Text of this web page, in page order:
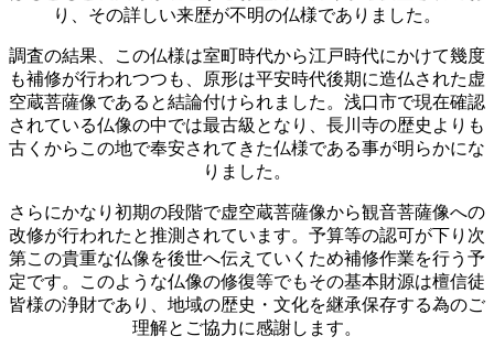
り、その詳しい来歴が不明の仏様でありました。
調査の結果、この仏様は室町時代から江戸時代にかけて幾度
も補修が行われつつも、原形は平安時代後期に造仏された虚
空蔵菩薩像であると結論付けられました。浅口市で現在確認
されている仏像の中では最古級となり、長川寺の歴史よりも
古くからこの地で奉安されてきた仏様である事が明らかにな
りました。
さらにかなり初期の段階で虚空蔵菩薩像から観音菩薩像への
改修が行われたと推測されています。予算等の認可が下り次
第この貴重な仏像を後世へ伝えていくため補修作業を行う予
定です。このような仏像の修復等でもその基本財源は檀信徒
皆様の浄財であり、地域の歴史・文化を継承保存する為のご
理解とご協力に感謝します。